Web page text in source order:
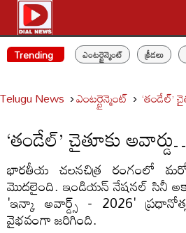
Trending ఎంటర్టైన్మెంట్ క్రీడలు
Telugu News ఎంటర్టైన్మెంట్ ‘తండేల్’
‘తండేల్’ చైతూకు
భారతీయ చలనచిత్ర రంగంలో మరో
మొదలైంది. ఇండియన్ నేషనల్ సినీ
'ఇన్కా అవార్డ్స్ - 2026'
వైభవంగా జరిగింది.